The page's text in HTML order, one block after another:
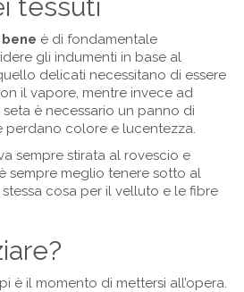
tessuti
è di fondamentale
gli indumenti in base al
delicati necessitano di essere
il vapore, mentre invece ad
è necessario un panno di
perdano colore e lucentezza.
sempre stirata al rovescio e
sempre meglio tenere sotto al
cosa per il velluto e le fibre
è il momento di mettersi all’opera.